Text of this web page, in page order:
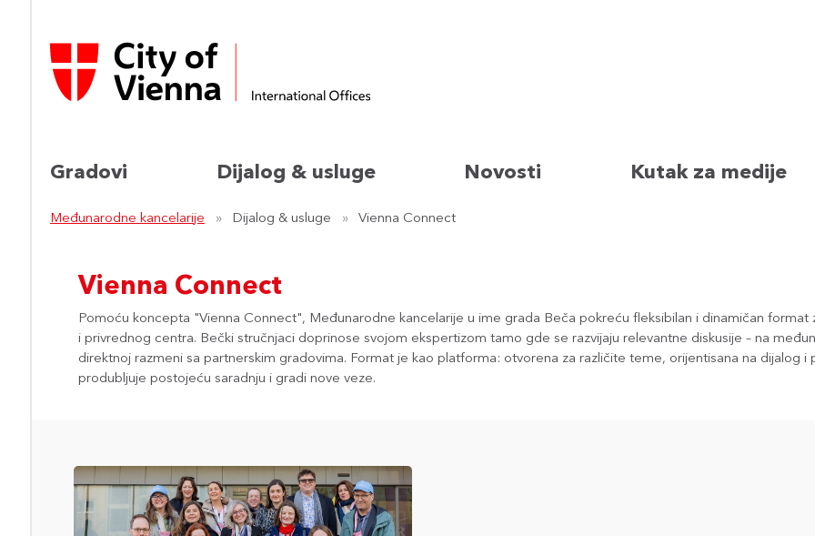
Gradovi Dijalog & usluge Novosti Kutak za medije
Međunarodne kancelarije Dijalog & usluge Vienna Connect
Vienna Connect
Pomoću koncepta "Vienna Connect", Međunarodne kancelarije u ime grada Beča pokreću fleksibilan i dinamičan
i privrednog centra. Bečki stručnjaci doprinose svojom ekspertizom tamo gde se razvijaju relevantne diskusije – na
direktnoj razmeni sa partnerskim gradovima. Format je kao platforma: otvorena za različite teme, orijentisana na dijalog i
produbljuje postojeću saradnju i gradi nove veze.